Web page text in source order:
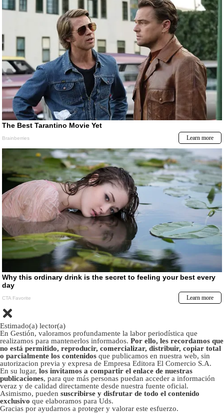
Estimado(a) lector(a)
En Gestión, valoramos profundamente la labor periodística que
realizamos para mantenerlos informados. Por ello, les recordamos que
no está permitido, reproducir, comercializar, distribuir, copiar total
o parcialmente los contenidos que publicamos en nuestra web, sin
autorizacion previa y expresa de Empresa Editora El Comercio S.A.
En su lugar, los invitamos a compartir el enlace de nuestras
publicaciones, para que más personas puedan acceder a información
veraz y de calidad directamente desde nuestra fuente oficial.
Asimismo, pueden suscribirse y disfrutar de todo el contenido
exclusivo que elaboramos para Uds.
Gracias por ayudarnos a proteger y valorar este esfuerzo.